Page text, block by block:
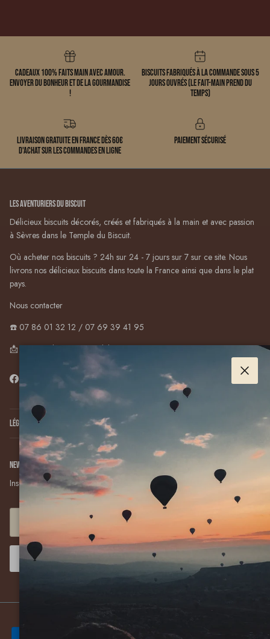
Cadeaux 100% faits main avec amour.
Envoyer du bonheur et de la gourmandise
!
Biscuits fabriqués à la commande sous 5
jours ouvrés (le fait-main prend du
temps)
Livraison gratuite en France dès 60€
d'achat sur les commandes en ligne
Paiement sécurisé
Les Aventuriers du Biscuit
Délicieux biscuits décorés, créés et fabriqués à la main et avec passion
à Sèvres dans le Temple du Biscuit.
Où acheter nos biscuits ? 24h sur 24 - 7 jours sur 7 sur ce site. Nous
livrons nos délicieux biscuits dans toute la France ainsi que dans le plat
pays.
Nous contacter
☎️ 07 86 01 32 12 / 07 69 39 41 95
📩 contact@lesaventuriersdubiscuit.com
Facebook InstagramPinterestTwitter
Légalement parlant...
Newsletter
Inscris-toi, reçois 10% sur ta première commande et reste biscuité(e).
SOUMETTRE
Fermer